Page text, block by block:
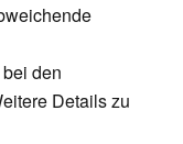
den
Details zu